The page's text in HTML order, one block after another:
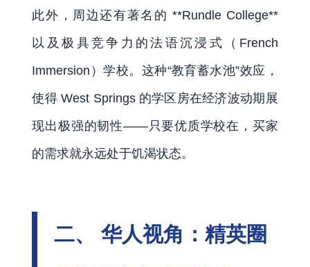
此外，周边还有著名的 **Rundle College**
以及极具竞争力的法语沉浸式（French
Immersion）学校。这种“教育蓄水池”效应，
使得 West Springs 的学区房在经济波动期展
现出极强的韧性——只要优质学校在，买家
的需求就永远处于饥渴状态。
二、 华人视角：精英圈